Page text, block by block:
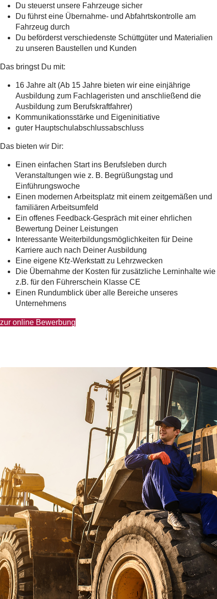
Du steuerst unsere Fahrzeuge sicher
Du führst eine Übernahme- und Abfahrtskontrolle am
Fahrzeug durch
Du beförderst verschiedenste Schüttgüter und Materialien
zu unseren Baustellen und Kunden
Das bringst Du mit:
16 Jahre alt (Ab 15 Jahre bieten wir eine einjährige
Ausbildung zum Fachlageristen und anschließend die
Ausbildung zum Berufskraftfahrer)
Kommunikationsstärke und Eigeninitiative
guter Hauptschulabschlussabschluss
Das bieten wir Dir:
Einen einfachen Start ins Berufsleben durch
Veranstaltungen wie z. B. Begrüßungstag und
Einführungswoche
Einen modernen Arbeitsplatz mit einem zeitgemäßen und
familiären Arbeitsumfeld
Ein offenes Feedback-Gespräch mit einer ehrlichen
Bewertung Deiner Leistungen
Interessante Weiterbildungsmöglichkeiten für Deine
Karriere auch nach Deiner Ausbildung
Eine eigene Kfz-Werkstatt zu Lehrzwecken
Die Übernahme der Kosten für zusätzliche Lerninhalte wie
z.B. für den Führerschein Klasse CE
Einen Rundumblick über alle Bereiche unseres
Unternehmens
zur online Bewerbung